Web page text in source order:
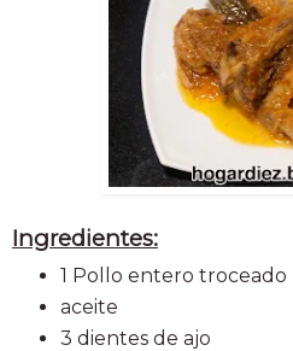
Ingredientes:
1 Pollo entero troceado
aceite
3 dientes de ajo